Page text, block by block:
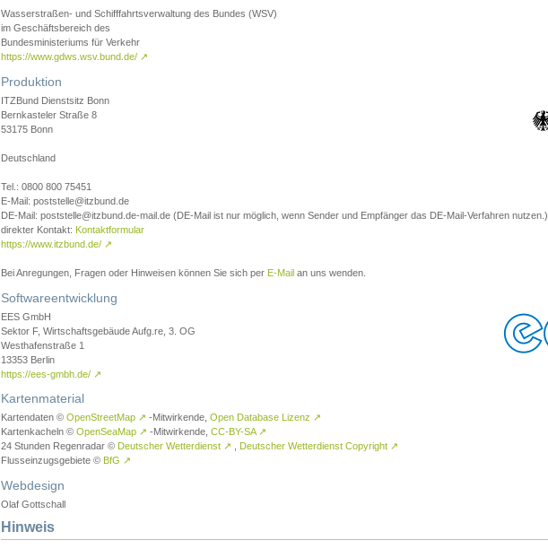
Wasserstraßen- und Schifffahrtsverwaltung des Bundes (WSV)
im Geschäftsbereich des
Bundesministeriums für Verkehr
https://www.gdws.wsv.bund.de/ ↗
Produktion
ITZBund Dienstsitz Bonn
Bernkasteler Straße 8
53175 Bonn
Deutschland
Tel.: 0800 800 75451
E-Mail: poststelle@itzbund.de
DE-Mail: poststelle@itzbund.de-mail.de (DE-Mail ist nur möglich, wenn Sender und Empfänger das DE-Mail-Verfahren nutzen.)
direkter Kontakt: Kontaktformular
https://www.itzbund.de/ ↗
Bei Anregungen, Fragen oder Hinweisen können Sie sich per E-Mail an uns wenden.
Softwareentwicklung
EES GmbH
Sektor F, Wirtschaftsgebäude Aufg.re, 3. OG
Westhafenstraße 1
13353 Berlin
https://ees-gmbh.de/ ↗
Kartenmaterial
Kartendaten © OpenStreetMap ↗ -Mitwirkende, Open Database Lizenz ↗
Kartenkacheln © OpenSeaMap ↗ -Mitwirkende, CC-BY-SA ↗
24 Stunden Regenradar © Deutscher Wetterdienst ↗ Deutscher Wetterdienst Copyright ↗
Flusseinzugsgebiete © BfG ↗
Webdesign
Olaf Gottschall
Hinweis